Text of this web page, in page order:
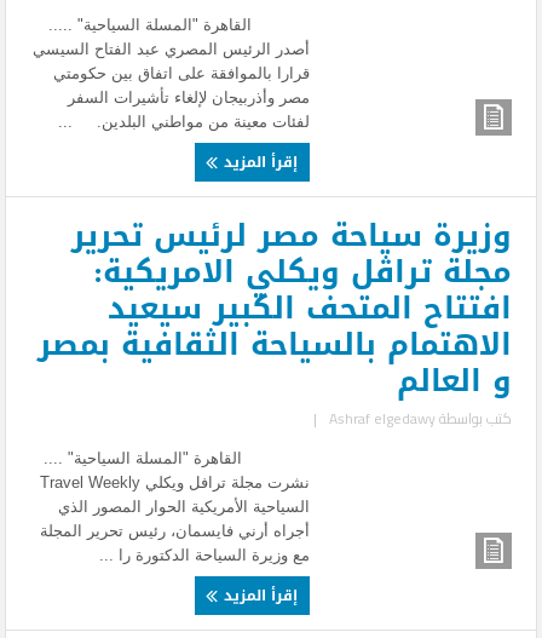
القاهرة "المسلة السياحية" .....
أصدر الرئيس المصري عبد الفتاح السيسي
قرارا بالموافقة على اتفاق بين حكومتي
مصر وأذربيجان لإلغاء تأشيرات السفر
لفئات معينة من مواطني البلدين. ...
إقرأ المزيد
وزيرة سياحة مصر لرئيس تحرير
مجلة تراڤل ويكلي الامريكية:
افتتاح المتحف الكبير سيعيد
الاهتمام بالسياحة الثقافية بمصر
و العالم
كتب بواسطةAshraf elgedawy
|
القاهرة "المسلة السياحية" ....
نشرت مجلة ترافل ويكلي Travel Weekly
السياحية الأمريكية الحوار المصور الذي
أجراه أرني فايسمان، رئيس تحرير المجلة
مع وزيرة السياحة الدكتورة را ...
إقرأ المزيد